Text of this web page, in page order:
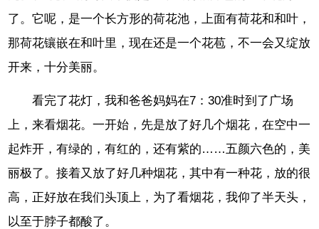
了。它呢，是一个长方形的荷花池，上面有荷花和和叶，
那荷花镶嵌在和叶里，现在还是一个花苞，不一会又绽放
开来，十分美丽。
看完了花灯，我和爸爸妈妈在7：30准时到了广场
上，来看烟花。一开始，先是放了好几个烟花，在空中一
起炸开，有绿的，有红的，还有紫的……五颜六色的，美
丽极了。接着又放了好几种烟花，其中有一种花，放的很
高，正好放在我们头顶上，为了看烟花，我仰了半天头，
以至于脖子都酸了。